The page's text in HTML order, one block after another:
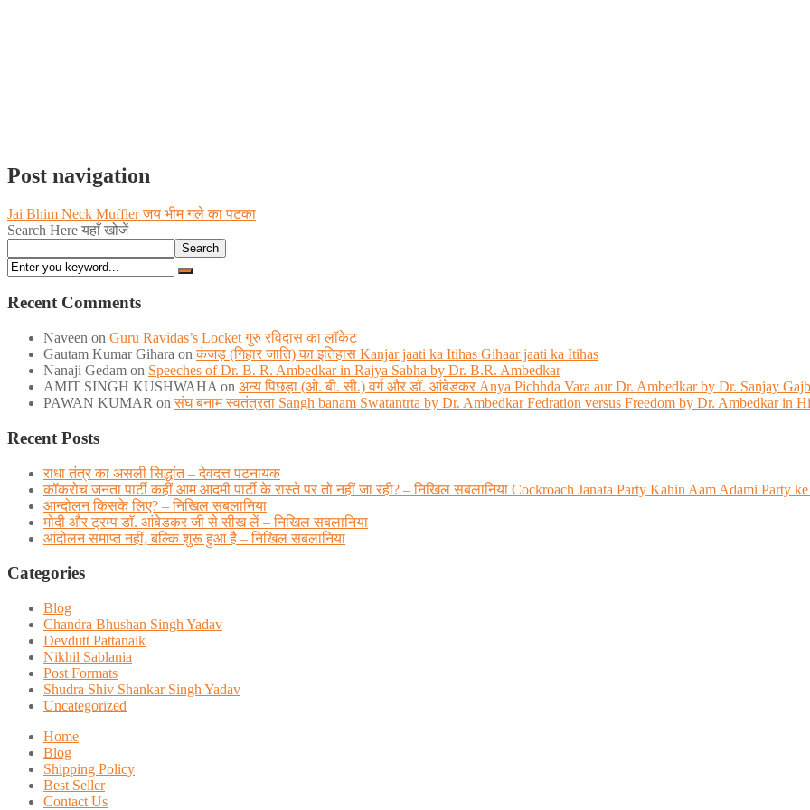
Post navigation
Jai Bhim Neck Muffler जय भीम गले का पटका
Search Here यहाँ खोजें
Search
Recent Comments
Naveen on Guru Ravidas’s Locket गुरु रविदास का लॉकेट
Gautam Kumar Gihara onकंजड़ (गिहार जाति) का इतिहास Kanjar jaati ka Itihas Gihaar jaati ka Itihas
Nanaji Gedam on Speeches of Dr. B. R. Ambedkar in Rajya Sabha by Dr. B.R. Ambedkar
AMIT SINGH KUSHWAHA on अन्य पिछड़ा (ओ. बी. सी.) वर्ग और डॉ. आंबेडकर Anya Pichhda Vara aur Dr. Ambedkar by Dr. Sanjay
PAWAN KUMAR onसंघ बनाम स्वतंत्रता Sangh banam Swatantrta by Dr. Ambedkar Fedration versus Freedom by Dr. Ambedkar in
Recent Posts
राधा तंत्र का असली सिद्धांत – देवदत्त पटनायक
कॉकरोच जनता पार्टी कहीं आम आदमी पार्टी के रास्ते पर तो नहीं जा रही? – निखिल सबलानिया Cockroach Janata Party Kahin Aam Adami Party
आन्दोलन किसके लिए? – निखिल सबलानिया
मोदी और ट्रम्प डाॅ. आंबेडकर जी से सीख लें – निखिल सबलानिया
आंदोलन समाप्त नहीं, बल्कि शुरू हुआ है – निखिल सबलानिया
Categories
Blog
Chandra Bhushan Singh Yadav
Devdutt Pattanaik
Nikhil Sablania
Post Formats
Shudra Shiv Shankar Singh Yadav
Uncategorized
Home
Blog
Shipping Policy
Best Seller
Contact Us